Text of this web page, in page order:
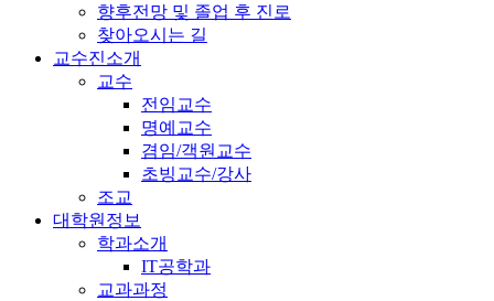
향후전망 및 졸업 후 진로
찾아오시는 길
교수진소개
교수
전임교수
명예교수
겸임/객원교수
초빙교수/강사
조교
대학원정보
학과소개
IT공학과
교과과정